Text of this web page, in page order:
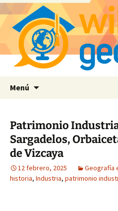
Menú
Patrimonio
Sargadelos,
de Vizcaya
12 febrero, 2025 Geografía
historia, Industria, patrimonio